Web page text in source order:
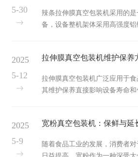
料通过输送系统送入包装机的
据设定的包装量，设备通过电子
型与尺寸要求，自动制袋并...
辣条拉伸膜真空包装机采用的
备，设备整机架体采用高强度
形、精度好等显著特点主体整体
腐蚀性强，符合食品行业卫生
用三色标传感器，能感应所有
系统控制，高速高精度步进走
5-30
拉伸膜真空包装机维护保养
拉伸膜真空包装机广泛应用于食
其维护保养直接影响设备寿命
擦拭，去除残留的薄膜、油污
（加热条）：清除封口区域的
2025
5-12
宽粉真空包装机：保鲜与延
随着食品工业的发展，消费者
2025
5-9